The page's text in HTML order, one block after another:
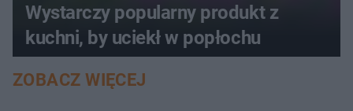
Wystarczy popularny produkt z
kuchni, by uciekł w popłochu
ZOBACZ WIĘCEJ